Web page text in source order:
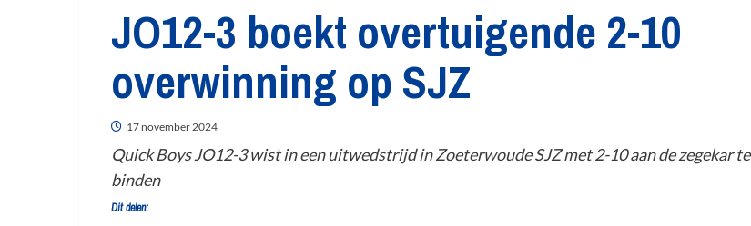
JO12-3 boekt overtuigende 2-10
overwinning op SJZ
17 november 2024
Quick Boys JO12-3 wist in een uitwedstrijd in Zoeterwoude SJZ met 2-10 aan de zegekar te
binden
Dit delen: